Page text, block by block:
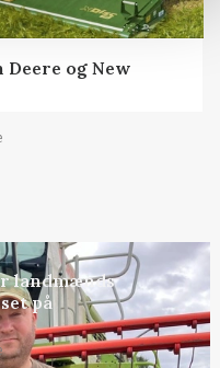
og New
landmænds
på